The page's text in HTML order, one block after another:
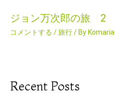
ジョン万次郎の旅 2
コメントする /旅行/ By Komaria
Recent Posts